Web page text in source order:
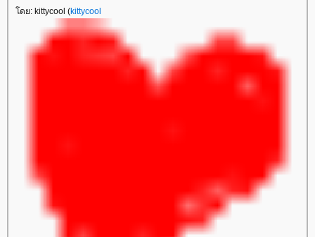
ดย: kittycool (kittycool